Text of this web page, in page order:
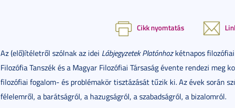
Cikk nyomtatás
Az (elő)ítéletről szólnak az idei Lábjegyzetek Platónhozkétnapos filozófiai
Filozófia Tanszék és a Magyar Filozófiai Társaság évente rendezi meg
filozófiai fogalom- és problémakör tisztázását tűzik ki. Az évek során
félelemről, a barátságról, a hazugságról, a szabadságról, a bizalomról.